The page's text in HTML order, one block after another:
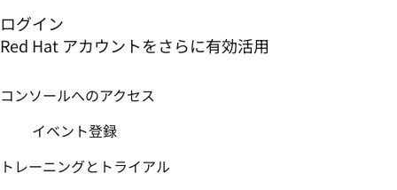
ログイン
Red Hat アカウントをさらに有効活用
コンソールへのアクセス
イベント登録
トレーニングとトライアル